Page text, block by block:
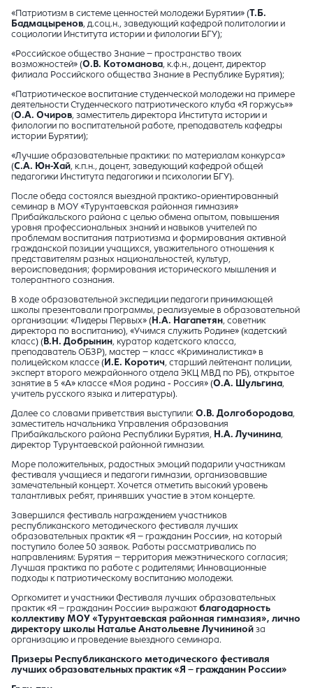
«Патриотизм в системе ценностей молодежи Бурятии» (Т.Б.
Бадмацыренов, д.соц.н., заведующий кафедрой политологии и
социологии Института истории и филологии БГУ);
«Российское общество Знание – пространство твоих
возможностей» (О.В. Котоманова, к.ф.н., доцент, директор
филиала Российского общества Знание в Республике Бурятия);
«Патриотическое воспитание студенческой молодежи на примере
деятельности Студенческого патриотического клуба «Я горжусь»»
(О.А. Очиров, заместитель директора Института истории и
филологии по воспитательной работе, преподаватель кафедры
истории Бурятии);
«Лучшие образовательные практики: по материалам конкурса»
(С.А. Юн-Хай, к.п.н., доцент, заведующий кафедрой общей
педагогики Института педагогики и психологии БГУ).
После обеда состоялся выездной практико-ориентированный
семинар в МОУ «Турунтаевская районная гимназия»
Прибайкальского района с целью обмена опытом, повышения
уровня профессиональных знаний и навыков учителей по
проблемам воспитания патриотизма и формирования активной
гражданской позиции учащихся, уважительного отношения к
представителям разных национальностей, культур,
вероисповедания; формирования исторического мышления и
толерантного сознания.
В ходе образовательной экспедиции педагоги принимающей
школы презентовали программы, реализуемые в образовательной
организации: «Лидеры Первых» ( Н.А. Нагапетян, советник
директора по воспитанию), «Учимся служить Родине» (кадетский
класс) ( В.Н. Добрынин, куратор кадетского класса,
преподаватель ОБЗР), мастер – класс «Криминалистика» в
полицейском классе ( И.Е. Коротич, старший лейтенант полиции,
эксперт второго межрайонного отдела ЭКЦ МВД по РБ), открытое
занятие в 5 «А» классе «Моя родина - Россия» (О.А. Шульгина,
учитель русского языка и литературы).
Далее со словами приветствия выступили: О.В. Долгобородова,
заместитель начальника Управления образования
Прибайкальского района Республики Бурятия, Н.А. Лучинина,
директор Турунтаевской районной гимназии.
Море положительных, радостных эмоций подарили участникам
фестиваля учащиеся и педагоги гимназии, организовавшие
замечательный концерт. Хочется отметить высокий уровень
талантливых ребят, принявших участие в этом концерте.
Завершился фестиваль награждением участников
республиканского методического фестиваля лучших
образовательных практик «Я – гражданин России», на который
поступило более 50 заявок. Работы рассматривались по
направлениям: Бурятия – территория межэтнического согласия;
Лучшая практика по работе с родителями; Инновационные
подходы к патриотическому воспитанию молодежи.
Оргкомитет и участники Фестиваля лучших образовательных
практик «Я – гражданин России» выражают благодарность
коллективу МОУ «Турунтаевская районная гимназия», лично
директору школы Наталье Анатольевне Лучининой за
организацию и проведение выездного семинара.
Призеры Республиканского методического фестиваля
лучших образовательных практик «Я – гражданин России»